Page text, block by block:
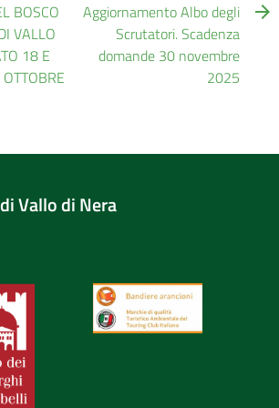
BOSCO
VALLO
18 E
Aggiornamento Albo degli
Scrutatori. Scadenza
domande 30 novembre
2025
Vallo di Nera